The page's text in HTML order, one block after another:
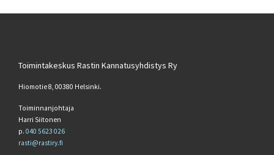
Toimintakeskus Rastin Kannatusyhdistys Ry
Hiomotie 8, 00380 Helsinki.
Toiminnanjohtaja
Harri Siitonen
p. 040 5623 026
rasti@rastiry.fi